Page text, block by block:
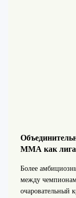
ММА как лига
Более
между
очаровательный